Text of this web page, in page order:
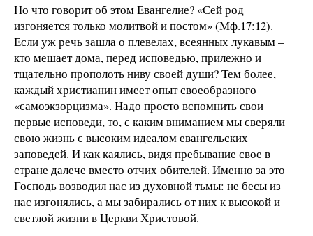
Но что говорит об этом Евангелие? «Сей род
изгоняется только молитвой и постом» (Мф.17:12).
Если уж речь зашла о плевелах, всеянных лукавым –
кто мешает дома, перед исповедью, прилежно и
тщательно прополоть ниву своей души? Тем более,
каждый христианин имеет опыт своеобразного
«самоэкзорцизма». Надо просто вспомнить свои
первые исповеди, то, с каким вниманием мы сверяли
свою жизнь с высоким идеалом евангельских
заповедей. И как каялись, видя пребывание свое в
стране далече вместо отчих обителей. Именно за это
Господь возводил нас из духовной тьмы: не бесы из
нас изгонялись, а мы забирались от них к высокой и
светлой жизни в Церкви Христовой.